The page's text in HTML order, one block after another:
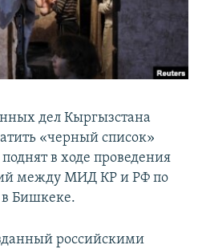
дел Кыргызстана
«черный список»
в ходе проведения
между МИД КР и РФ по
в Бишкеке.
российскими